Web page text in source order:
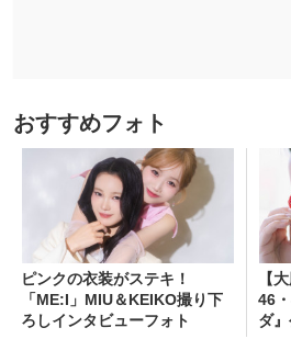
おすすめフォト
ピンクの衣装がステキ！
「ME:I」MIU＆KEIKO撮り下
ろしインタビューフォト
【
46
ダ